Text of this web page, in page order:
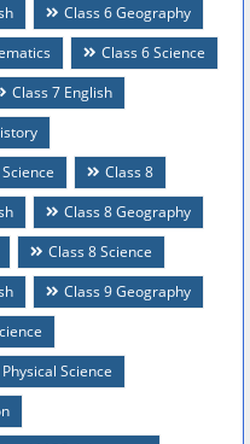
Class 6 Geography
Class 6 Science
Class 7 English
Class 8
Class 8 Geography
Class 8 Science
Class 9 Geography
Science